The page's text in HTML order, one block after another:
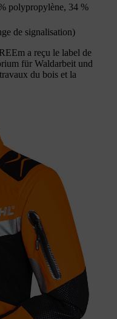
polypropylène, 34 %
de signalisation)
a reçu le label de
für Waldarbeit und
du bois et la